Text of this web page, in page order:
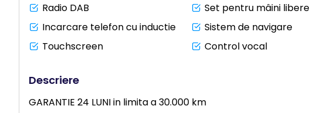
Radio DAB
Set pentru mâini libere
Incarcare telefon cu inductie
Sistem de navigare
Touchscreen
Control vocal
Descriere
GARANTIE 24 LUNI in limita a 30.000 km